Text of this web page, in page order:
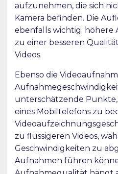
aufzunehmen, die sich
Kamera befinden. Die
ebenfalls wichtig;
zu einer besseren
Videos.
Ebenso die
unterschätzende Punkte,
eines Mobiltelefons zu
zu flüssigeren Videos,
Geschwindigkeiten zu
Aufnahmen führen